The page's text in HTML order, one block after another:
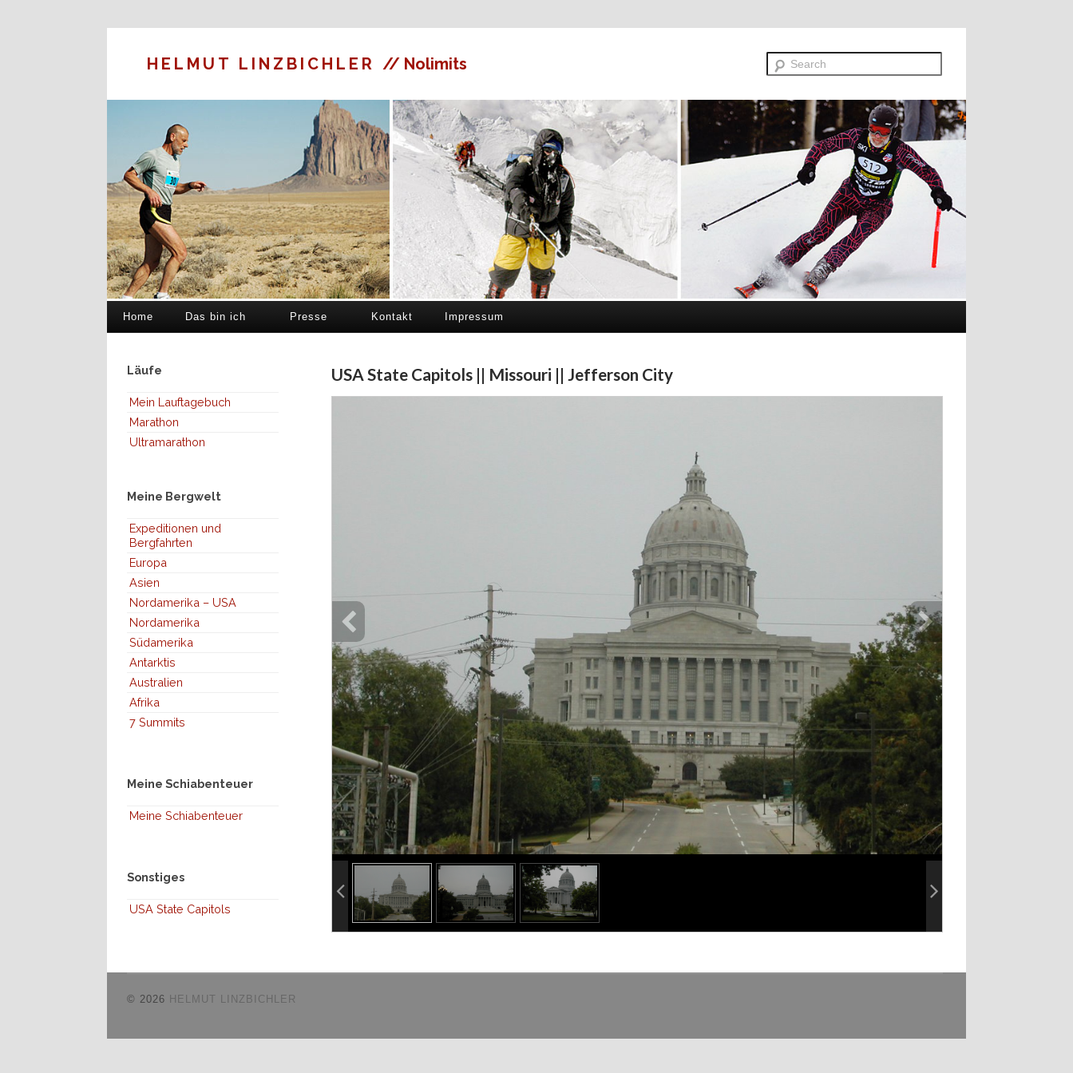
HELMUT LINZBICHLER// Nolimits
Home Das bin ich Presse Kontakt Impressum
USA State Capitols || Missouri || Jefferson City
info heading
info content
Läufe
Mein Lauftagebuch
Marathon
Ultramarathon
Meine Bergwelt
Expeditionen und
Bergfahrten
Europa
Asien
Nordamerika – USA
Nordamerika
Südamerika
Antarktis
Australien
Afrika
7 Summits
Meine Schiabenteuer
Meine Schiabenteuer
Sonstiges
USA State Capitols
© 2026 HELMUT LINZBICHLER